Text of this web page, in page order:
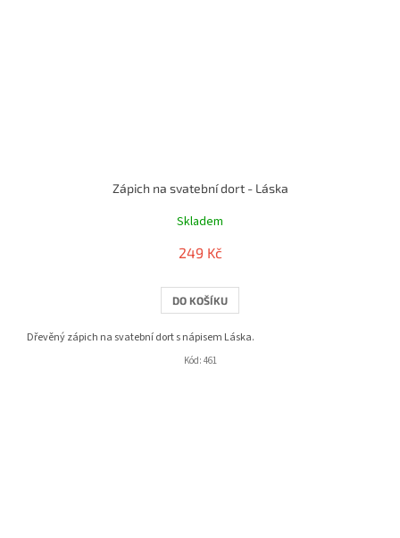
Zápich na svatební dort - Láska
Skladem
249 Kč
DO KOŠÍKU
Dřevěný zápich na svatební dort s nápisem Láska.
Kód: 461